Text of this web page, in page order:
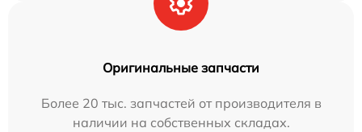
Оригинальные запчасти
Более 20 тыс. запчастей от производителя в
наличии на собственных складах.